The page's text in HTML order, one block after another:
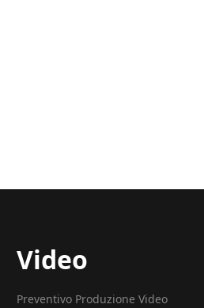
Video
Preventivo Produzione Video